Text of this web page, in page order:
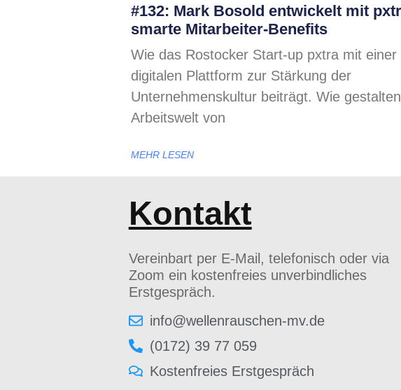
#132: Mark Bosold entwickelt mit
smarte Mitarbeiter-Benefits
Wie das Rostocker Start-up pxtra mit einer
digitalen Plattform zur Stärkung der
Unternehmenskultur beiträgt. Wie
Arbeitswelt von
MEHR LESEN
Kontakt
Vereinbart per E-Mail, telefonisch oder via
Zoom ein kostenfreies unverbindliches
Erstgespräch.
info@wellenrauschen-mv.de
(0172) 39 77 059
Kostenfreies Erstgespräch